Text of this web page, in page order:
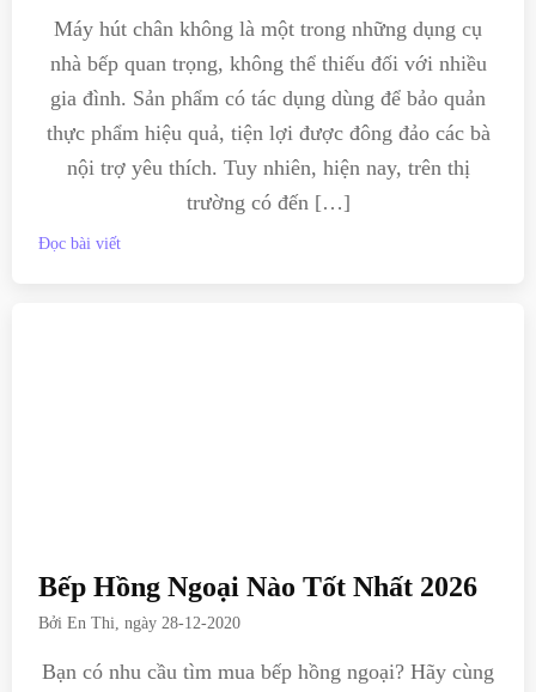
Máy hút chân không là một trong những dụng cụ
nhà bếp quan trọng, không thể thiếu đối với nhiều
gia đình. Sản phẩm có tác dụng dùng để bảo quản
thực phẩm hiệu quả, tiện lợi được đông đảo các bà
nội trợ yêu thích. Tuy nhiên, hiện nay, trên thị
trường có đến […]
Đọc bài viết
Bếp Hồng Ngoại Nào Tốt Nhất 2026
BởiEn Thi , ngày 28-12-2020
Bạn có nhu cầu tìm mua bếp hồng ngoại? Hãy cùng